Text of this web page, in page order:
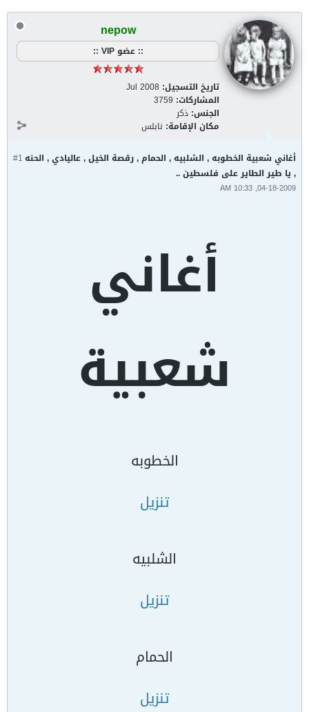
nepow
:: عضو VIP ::
تاريخ التسجيل: Jul 2008
المشاركات: 3759
الجنس: ذكر
مكان الإقامة: نابلس
#1أغاني شعبية الخطوبه , الشلبيه , الحمام , رقصة الخيل , عاليادي , الحنه
, يا طير الطاير على فلسطين ..
04-18-2009, 10:33 AM
أغاني
شعبية
الخطوبه
تنزيل
الشلبيه
تنزيل
الحمام
تنزيل